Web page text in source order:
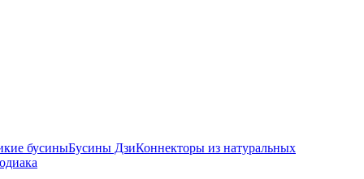
бусиныБусины ДзиКоннекторы из натуральных